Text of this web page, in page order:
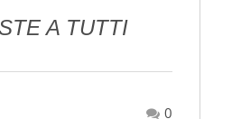
A TUTTI
0